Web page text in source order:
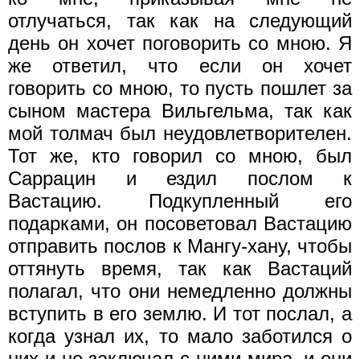
отлучаться, так как на следующий
день он хочет поговорить со мною. Я
же ответил, что если он хочет
говорить со мною, то пусть пошлет за
сыном мастера Вильгельма, так как
мой толмач был неудовлетворителен.
Тот же, кто говорил со мною, был
Саррацин и ездил послом к
Вастацию. Подкупленный его
подарками, он посоветовал Вастацию
отправить послов к Мангу-хану, чтобы
оттянуть время, так как Вастаций
полагал, что они немедленно должны
вступить в его землю. И тот послал, а
когда узнал их, то мало заботился о